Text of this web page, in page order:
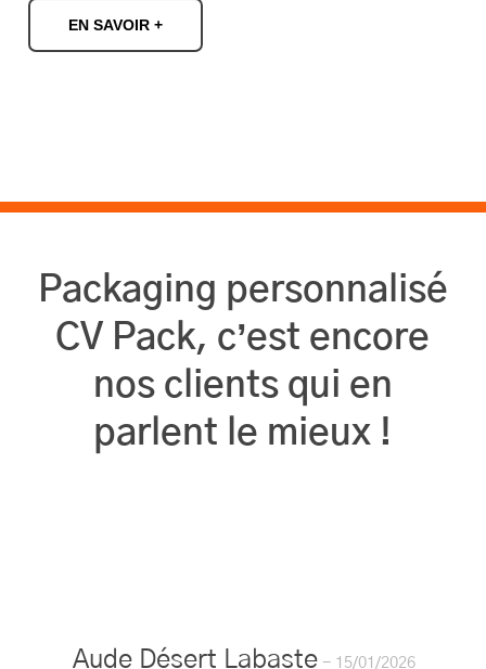
EN SAVOIR +
Packaging personnalisé
CV Pack, c’est encore
nos clients qui en
parlent le mieux !
Aude Désert Labaste 15/01/2026